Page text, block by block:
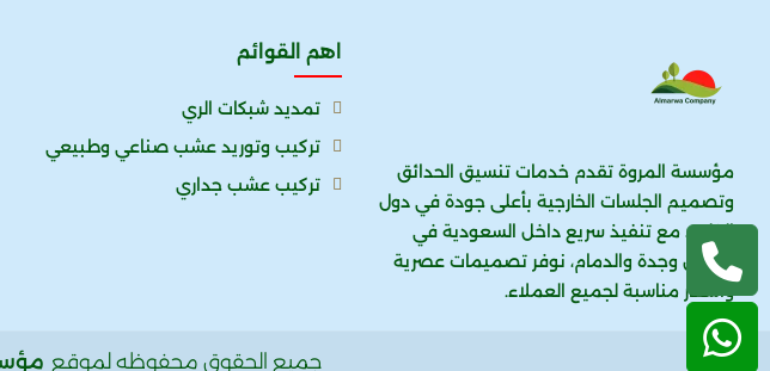
مؤسسة المروة تقدم خدمات تنسيق الحدائق
وتصميم الجلسات الخارجية بأعلى جودة في دول
الخليج، مع تنفيذ سريع داخل السعودية في
الرياض وجدة والدمام، نوفر تصميمات عصرية
وأسعار مناسبة لجميع العملاء.
اهم القوائم
تمديد شبكات الري
تركيب وتوريد عشب صناعي وطبيعي
تركيب عشب جداري
جميع الحقوق محفوظه لموقع